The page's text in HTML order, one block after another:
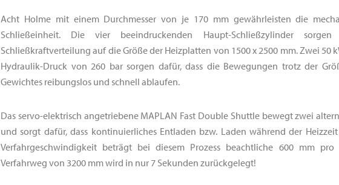
Acht Holme mit einem Durchmesser von je 170 mm gewährleisten die
Schließeinheit. Die vier beeindruckenden Haupt-Schließzylinder
Schließkraftverteilung auf die Größe der Heizplatten von 1500 x 2500 mm. Zwei 50
Hydraulik-Druck von 260 bar sorgen dafür, dass die Bewegungen trotz der
Gewichtes reibungslos und schnell ablaufen.
Das servo-elektrisch angetriebene MAPLAN Fast Double Shuttle bewegt zwei
und sorgt dafür, dass kontinuierliches Entladen bzw. Laden während der
Verfahrgeschwindigkeit beträgt bei diesem Prozess beachtliche 600 mm
Verfahrweg von 3200 mm wird in nur 7 Sekunden zurückgelegt!